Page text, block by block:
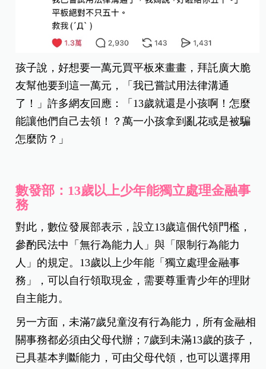
孩子說，好想要一萬元買平板來畫畫，拜託廣大脆
友幫他要到這一萬元，「我已嘗試用法律溝通
了！」許多網友回應：「13歲就還是小孩啊！怎麼
能讓他們自己去領！？萬一小孩拿到亂花或是被騙
怎麼防？」
數發部：13歲以上少年能獨立處理金融事
務
對此，數位發展部表示，設立13歲這個代領門檻，
參酌民法中「無行為能力人」與「限制行為能力
人」的規定。13歲以上少年能「獨立處理金融事
務」，可以自行領取現金，需要尊重青少年的理財
自主能力。
另一方面，未滿7歲兒童沒有行為能力，所有金融相
關事務都必須由父母代辦；7歲到未滿13歲的孩子，
已具基本判斷能力，可由父母代領，也可以選擇用